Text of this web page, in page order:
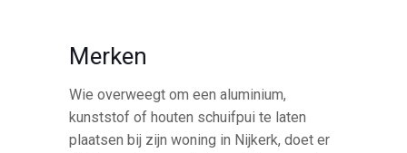
Merken
Wie overweegt om een aluminium,
kunststof of houten schuifpui te laten
plaatsen bij zijn woning in Nijkerk, doet er